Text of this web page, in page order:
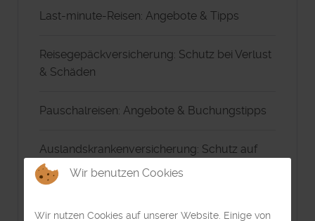
Last-minute-Reisen: Angebote & Tipps
Reisegepäckversicherung: Schutz bei Verlust
& Schäden
Pauschalreisen: Angebote & Buchungstipps
Auslandskrankenversicherung: Schutz auf
ReisenWir benutzen Cookies
Wir nutzen Cookies auf unserer Website. Einige von